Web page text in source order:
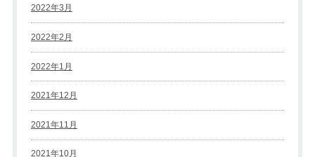
2022年3月
2022年2月
2022年1月
2021年12月
2021年11月
2021年10月